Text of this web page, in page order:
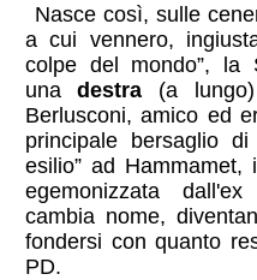
Nasce così, sulle
a cui vennero,
colpe del mondo”, la
unadestra (a
Berlusconi, amico ed
principale bersaglio
esilio” ad
egemonizzata
cambia nome,
fondersi con quanto
PD.